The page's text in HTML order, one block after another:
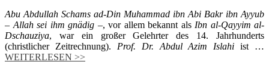
Abu Abdullah Schams ad-Din Muhammad ibn Abi Bakr ibn Ayyub
– Allah sei ihm gnädig –, vor allem bekannt als Ibn al-Qayyim al-
Dschauziya, war ein großer Gelehrter des 14. Jahrhunderts
(christlicher Zeitrechnung). Prof. Dr. Abdul Azim Islahi ist …
WEITERLESEN >>